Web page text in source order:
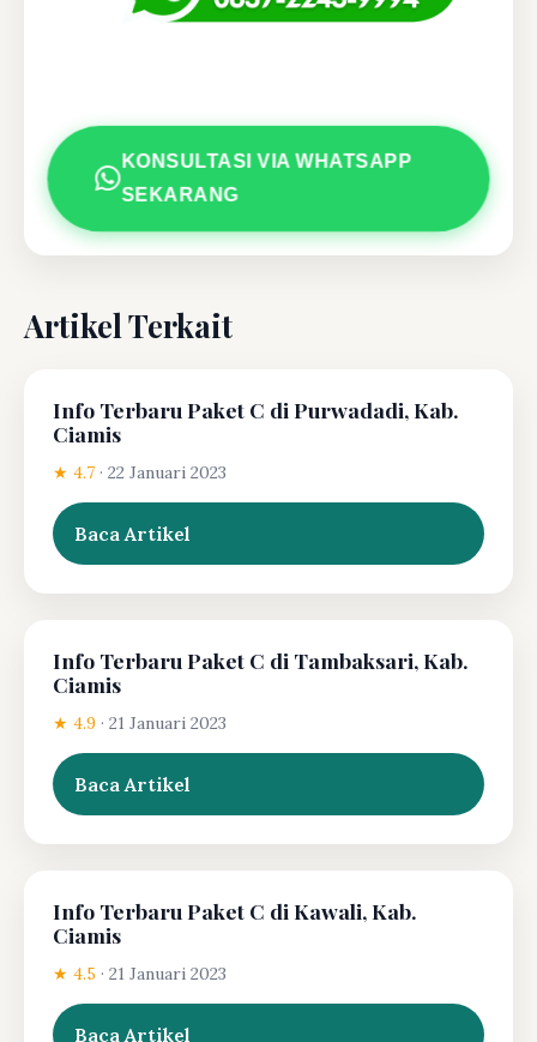
KONSULTASI VIA WHATSAPP
SEKARANG
Artikel Terkait
Info Terbaru Paket C di Purwadadi, Kab.
Ciamis
★ 4.7 · 22 Januari 2023
Baca Artikel
Info Terbaru Paket C di Tambaksari, Kab.
Ciamis
★ 4.9 · 21 Januari 2023
Baca Artikel
Info Terbaru Paket C di Kawali, Kab.
Ciamis
★ 4.5 · 21 Januari 2023
Baca Artikel